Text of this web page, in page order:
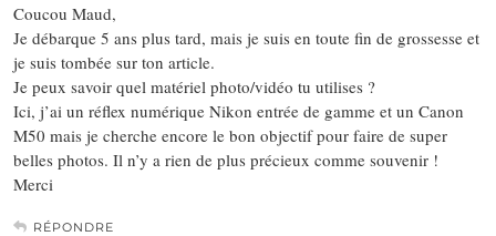
Coucou Maud,
Je débarque 5 ans plus tard, mais je suis en toute fin de grossesse et
je suis tombée sur ton article.
Je peux savoir quel matériel photo/vidéo tu utilises ?
Ici, j’ai un réflex numérique Nikon entrée de gamme et un Canon
M50 mais je cherche encore le bon objectif pour faire de super
belles photos. Il n’y a rien de plus précieux comme souvenir !
Merci
RÉPONDRE